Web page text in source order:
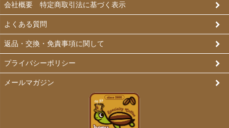
会社概要 特定商取引法に基づく表示
よくある質問
返品・交換・免責事項に関して
プライバシーポリシー
メールマガジン